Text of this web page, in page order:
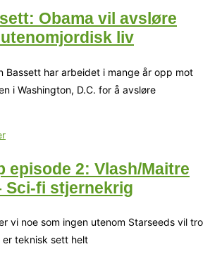
Obama vil avsløre
liv
Bassett har arbeidet i mange år opp mot
i Washington, D.C. for å avsløre
episode 2: Vlash/Maitre
Sci-fi stjernekrig
vi noe som ingen utenom Starseeds vil tro
teknisk sett helt